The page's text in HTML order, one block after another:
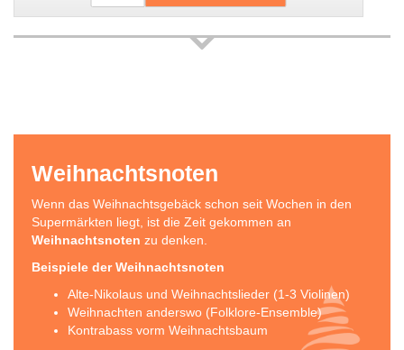
Weihnachtsnoten
Wenn das Weihnachtsgebäck schon seit Wochen in den
Supermärkten liegt, ist die Zeit gekommen an
Weihnachtsnoten zu denken.
Beispiele der Weihnachtsnoten
Alte-Nikolaus und Weihnachtslieder (1-3 Violinen)
Weihnachten anderswo (Folklore-Ensemble)
Kontrabass vorm Weihnachtsbaum